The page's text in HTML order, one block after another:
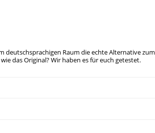
deutschsprachigen Raum die echte Alternative zum
das Original? Wir haben es für euch getestet.